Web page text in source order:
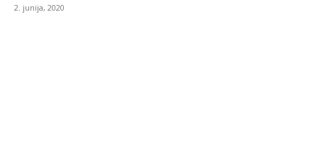
2. junija, 2020